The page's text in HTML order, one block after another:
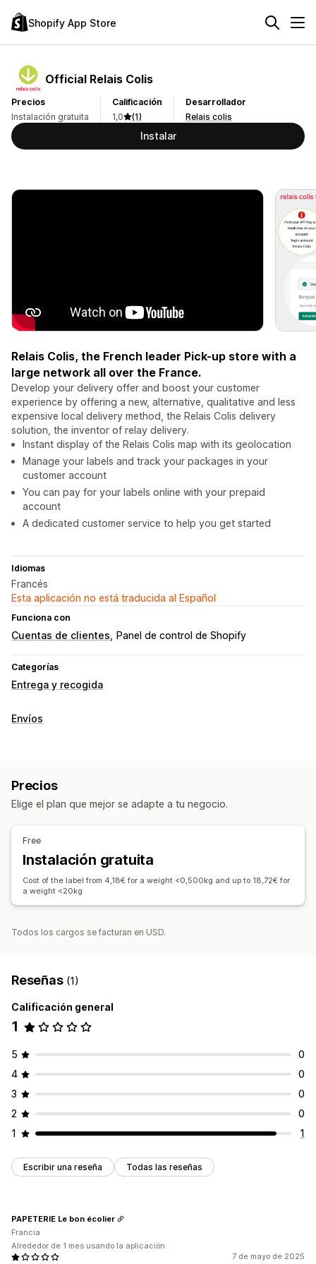
Shopify App Store
Official Relais Colis
Precios
Instalación gratuita
Calificación
1,0
(1)
Desarrollador
Relais colis
Instalar
Relais Colis, the French leader Pick-up store with a
large network all over the France.
Develop your delivery offer and boost your customer
experience by offering a new, alternative, qualitative and less
expensive local delivery method, the Relais Colis delivery
solution, the inventor of relay delivery.
Instant display of the Relais Colis map with its geolocation
Manage your labels and track your packages in your
customer account
You can pay for your labels online with your prepaid
account
A dedicated customer service to help you get started
Idiomas
Francés
Esta aplicación no está traducida al Español
Funciona con
Cuentas de clientes Panel de control de Shopify
Categorías
Entrega y recogida
Envíos
Precios
Elige el plan que mejor se adapte a tu negocio.
Free
Instalación gratuita
Cost of the label from 4,18€ for a weight <0,500kg and up to 18,72€ for
a weight <20kg
Todos los cargos se facturan en USD.
Reseñas (1)
Calificación general
1
5
0
4
0
3
0
2
0
1
1
Escribir una reseña Todas las reseñas
7 de mayo de 2025
PAPETERIE Le bon écolier
Francia
Alrededor de 1 mes usando la aplicación